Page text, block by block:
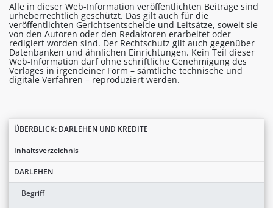
ÜBERBLICK: DARLEHEN UND KREDITE
Inhaltsverzeichnis
DARLEHEN
Begriff
Alle in dieser Web-Information veröffentlichten Beiträge sind
urheberrechtlich geschützt. Das gilt auch für die
veröffentlichten Gerichtsentscheide und Leitsätze, soweit sie
von den Autoren oder den Redaktoren erarbeitet oder
redigiert worden sind. Der Rechtschutz gilt auch gegenüber
Datenbanken und ähnlichen Einrichtungen. Kein Teil dieser
Web-Information darf ohne schriftliche Genehmigung des
Verlages in irgendeiner Form – sämtliche technische und
digitale Verfahren – reproduziert werden.